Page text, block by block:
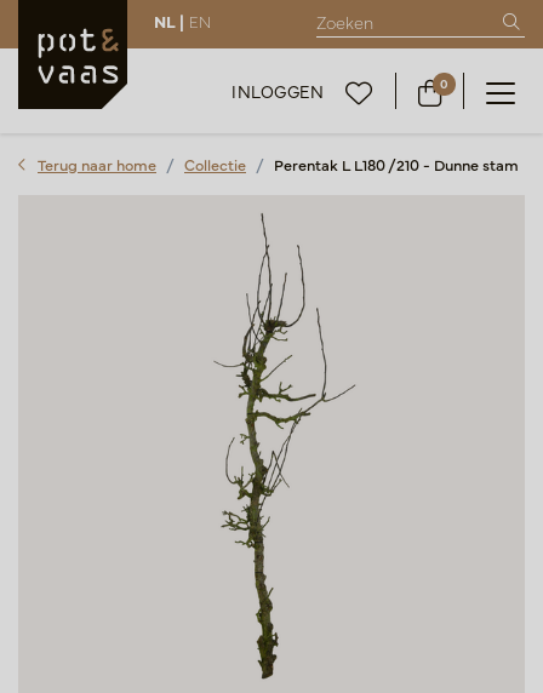
NL | EN
INLOGGEN 0
Terug naar home Collectie Perentak L L180 /210 - Dunne stam